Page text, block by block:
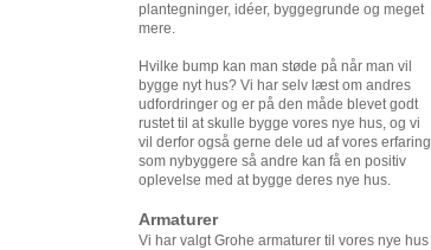
plantegninger, idéer, byggegrunde og meget
mere.
Hvilke bump kan man støde på når man vil
bygge nyt hus? Vi har selv læst om andres
udfordringer og er på den måde blevet godt
rustet til at skulle bygge vores nye hus, og vi
vil derfor også gerne dele ud af vores erfaring
som nybyggere så andre kan få en positiv
oplevelse med at bygge deres nye hus.
Armaturer
Vi har valgt Grohe armaturer til vores nye hus